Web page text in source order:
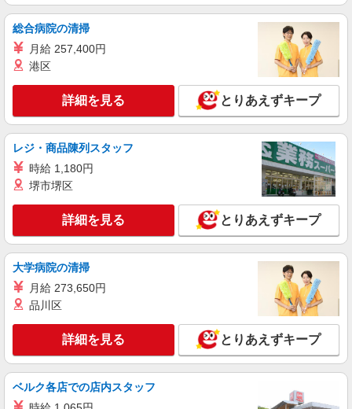
総合病院の清掃
月給 257,400円
港区
詳細を見る とりあえずキープ
レジ・商品陳列スタッフ
時給 1,180円
堺市堺区
詳細を見る とりあえずキープ
大学病院の清掃
月給 273,650円
品川区
詳細を見る とりあえずキープ
ベルク各店での店内スタッフ